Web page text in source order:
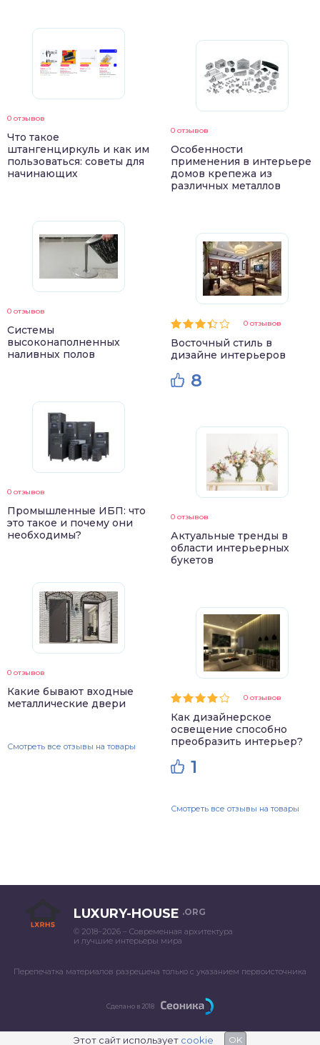
0 отзывов
Что такое
штангенциркуль и как им
пользоваться: советы для
начинающих
0 отзывов
Системы
высоконаполненных
наливных полов
0 отзывов
Промышленные ИБП: что
это такое и почему они
необходимы?
0 отзывов
Какие бывают входные
металлические двери
Смотреть все отзывы на товары
0 отзывов
Особенности
применения в интерьере
домов крепежа из
различных металлов
0 отзывов
Восточный стиль в
дизайне интерьеров
8
0 отзывов
Актуальные тренды в
области интерьерных
букетов
0 отзывов
Как дизайнерское
освещение способно
преобразить интерьер?
1
Смотреть все отзывы на товары
LUXURY-HOUSE .ORG
© 2018–2026 – Современная архитектура
и лучшие интерьеры мира
Перепечатка материалов разрешена только с указанием первоисточника
Сделано в 2018
Этот сайт использует cookie OK